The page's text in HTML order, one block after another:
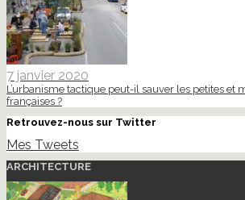
7 janvier 2020
L’urbanisme tactique peut-il sauver les petites et
françaises ?
Retrouvez-nous sur Twitter
Mes Tweets
ARCHITECTURE